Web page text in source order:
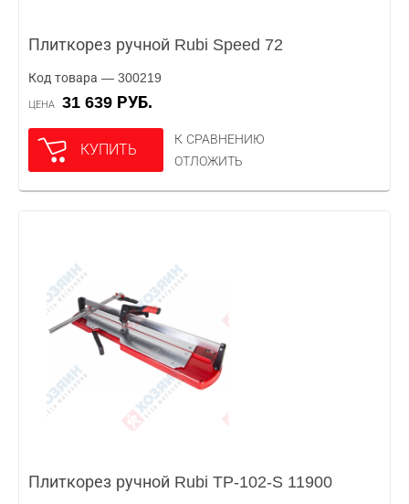
Плиткорез ручной Rubi Speed 72
Код товара — 300219
ЦЕНА 31 639 РУБ.
КУПИТЬ
К СРАВНЕНИЮ
ОТЛОЖИТЬ
Плиткорез ручной Rubi TP-102-S 11900